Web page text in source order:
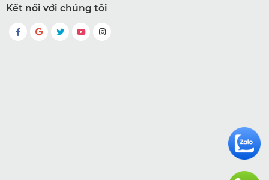
Kết nối với chúng tôi